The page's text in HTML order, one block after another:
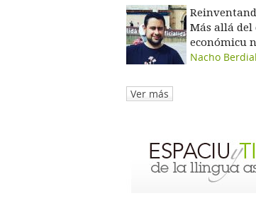
Más allá
económicu
Nacho
Ver más